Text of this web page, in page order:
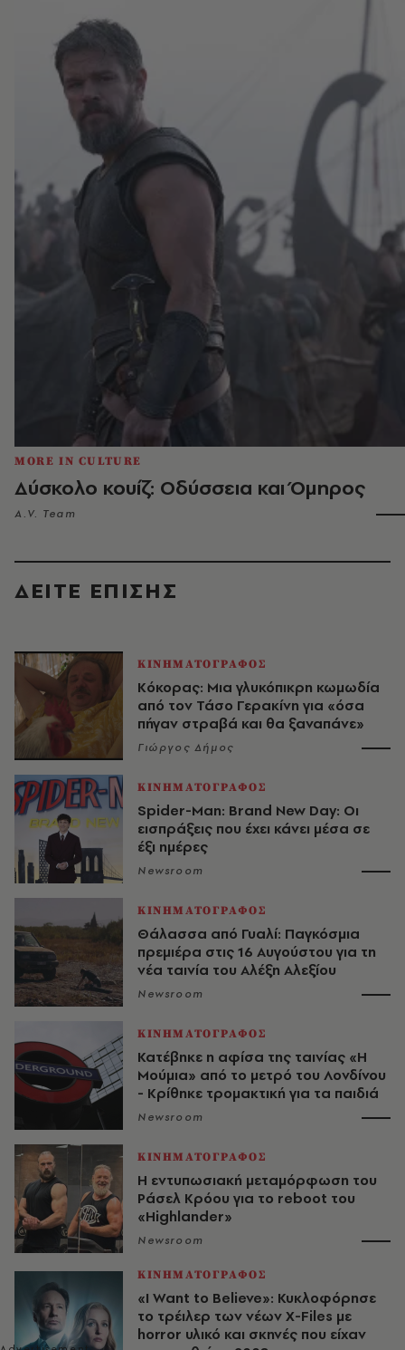
MORE IN CULTURE
Δύσκολο κουίζ: Οδύσσεια και Όμηρος
A.V. Team
ΔΕΙΤΕ ΕΠΙΣΗΣ
ΚΙΝΗΜΑΤΟΓΡΑΦΟΣ
Κόκορας: Μια γλυκόπικρη κωμωδία
από τον Τάσο Γερακίνη για «όσα
πήγαν στραβά και θα ξαναπάνε»
Γιώργος Δήμος
ΚΙΝΗΜΑΤΟΓΡΑΦΟΣ
Spider-Man: Brand New Day: Οι
εισπράξεις που έχει κάνει μέσα σε
έξι ημέρες
Newsroom
ΚΙΝΗΜΑΤΟΓΡΑΦΟΣ
Θάλασσα από Γυαλί: Παγκόσμια
πρεμιέρα στις 16 Αυγούστου για τη
νέα ταινία του Αλέξη Αλεξίου
Newsroom
ΚΙΝΗΜΑΤΟΓΡΑΦΟΣ
Κατέβηκε η αφίσα της ταινίας «Η
Μούμια» από το μετρό του Λονδίνου
- Κρίθηκε τρομακτική για τα παιδιά
Newsroom
ΚΙΝΗΜΑΤΟΓΡΑΦΟΣ
Η εντυπωσιακή μεταμόρφωση του
Ράσελ Κρόου για το reboot του
«Highlander»
Newsroom
ΚΙΝΗΜΑΤΟΓΡΑΦΟΣ
«I Want to Believe»: Κυκλοφόρησε
το τρέιλερ των νέων X-Files με
horror υλικό και σκηνές που είχαν